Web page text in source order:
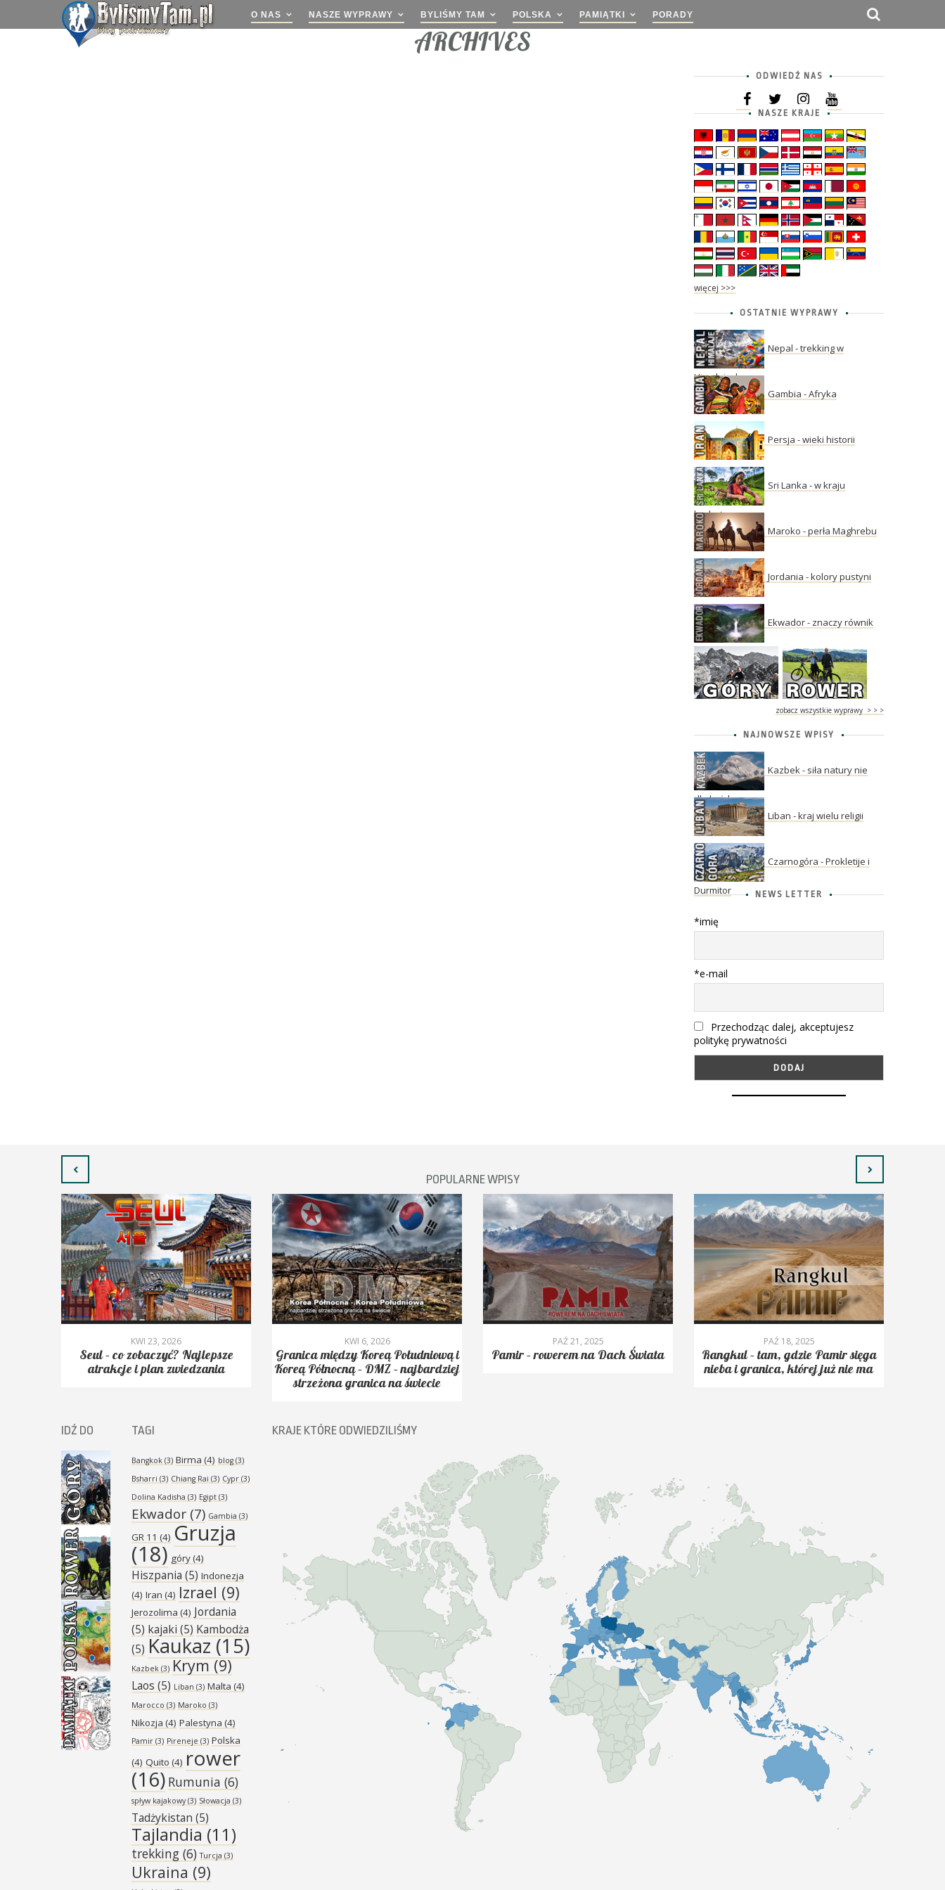
O NAS NASZE WYPRAWY BYLIŚMY TAM POLSKA PAMIĄTKI PORADY
ARCHIVES
ODWIEDŹ NAS
NASZE KRAJE
więcej >>>
OSTATNIE WYPRAWY
Nepal - trekking w
Himalajach
Gambia - Afryka
Persja - wieki historii
Sri Lanka - w kraju
herbaty
Maroko - perła Maghrebu
Jordania - kolory pustyni
Ekwador - znaczy równik
zobacz wszystkie wyprawy > > >
NAJNOWSZE WPISY
Kazbek - siła natury nie
dla każdego
Liban - kraj wielu religii
Czarnogóra - Prokletije i
Durmitor NEWS LETTER
*imię
*e-mail
Przechodząc dalej, akceptujesz
politykę prywatności
POPULARNE WPISY
KWI 23, 2026
Seul – co zobaczyć? Najlepsze
atrakcje i plan zwiedzania
KWI 6, 2026
Granica między Koreą Południową i
Koreą Północną – DMZ – najbardziej
strzeżona granica na świecie
PAŹ 21, 2025
Pamir – rowerem na Dach Świata
PAŹ 18, 2025
Rangkul – tam, gdzie Pamir sięga
nieba i granica, której już nie ma
IDŹ DO TAGI
Bangkok (3) Birma (4) blog (3)
Bsharri (3) Chiang Rai (3) Cypr (3)
Dolina Kadisha (3) Egipt (3)
Ekwador (7) Gambia (3)
GR 11 (4) Gruzja
(18) góry(4)
Hiszpania (5) Indonezja
(4) Iran (4) Izrael (9)
Jerozolima (4) Jordania
(5) kajaki (5) Kambodża
(5) Kaukaz(15)
Kazbek (3) Krym(9)
Laos (5) Liban (3) Malta (4)
Marocco (3) Maroko (3)
Nikozja (4) Palestyna (4)
Pamir (3) Pireneje (3) Polska
(4) Quito (4) rower
(16) Rumunia (6)
spływ kajakowy(3) Słowacja (3)
Tadżykistan (5)
Tajlandia (11)
trekking (6) Turcja (3)
Ukraina (9)
KRAJE KTÓRE ODWIEDZILIŚMY